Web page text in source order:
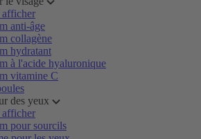
anti-âge
collagène
hydratant
à l'acide hyaluronique
vitamine C
des yeux
pour sourcils